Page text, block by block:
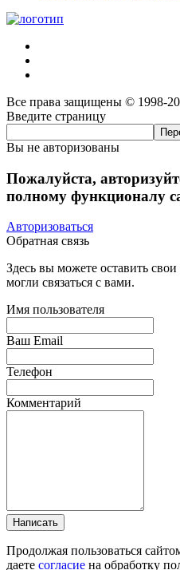
Все права защищены © 1998-
Введите страницу
Вы не авторизованы
Пожалуйста,
полному функционалу
Авторизоваться
Обратная связь
Здесь вы можете оставить
могли связаться с вами.
Имя пользователя
Ваш Email
Телефон
Комментарий
Написать
Продолжая пользоваться
даете согласие на обработку